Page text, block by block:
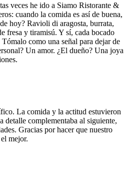
veces he ido a Siamo Ristorante &
cuando la comida es así de buena,
hoy? Ravioli di aragosta, burrata,
fresa y tiramisú. Y sí, cada bocado
como una señal para dejar de
Un amor. ¿El dueño? Una joya
La comida y la actitud estuvieron
detalle complementaba al siguiente,
Gracias por hacer que nuestro
mejor.